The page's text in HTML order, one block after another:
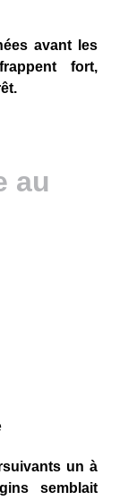
avant les
fort,
au
un à
semblait